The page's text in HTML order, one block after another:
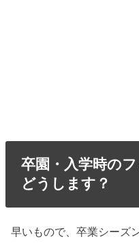
卒園・入学時の
どうします？
早いもので、卒業シーズ